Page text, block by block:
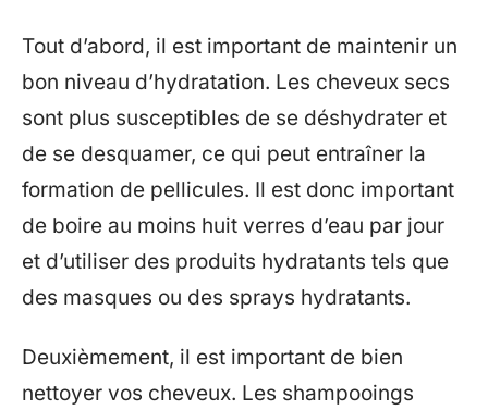
Tout d’abord, il est important de maintenir un
bon niveau d’hydratation. Les cheveux secs
sont plus susceptibles de se déshydrater et
de se desquamer, ce qui peut entraîner la
formation de pellicules. Il est donc important
de boire au moins huit verres d’eau par jour
et d’utiliser des produits hydratants tels que
des masques ou des sprays hydratants.
Deuxièmement, il est important de bien
nettoyer vos cheveux. Les shampooings